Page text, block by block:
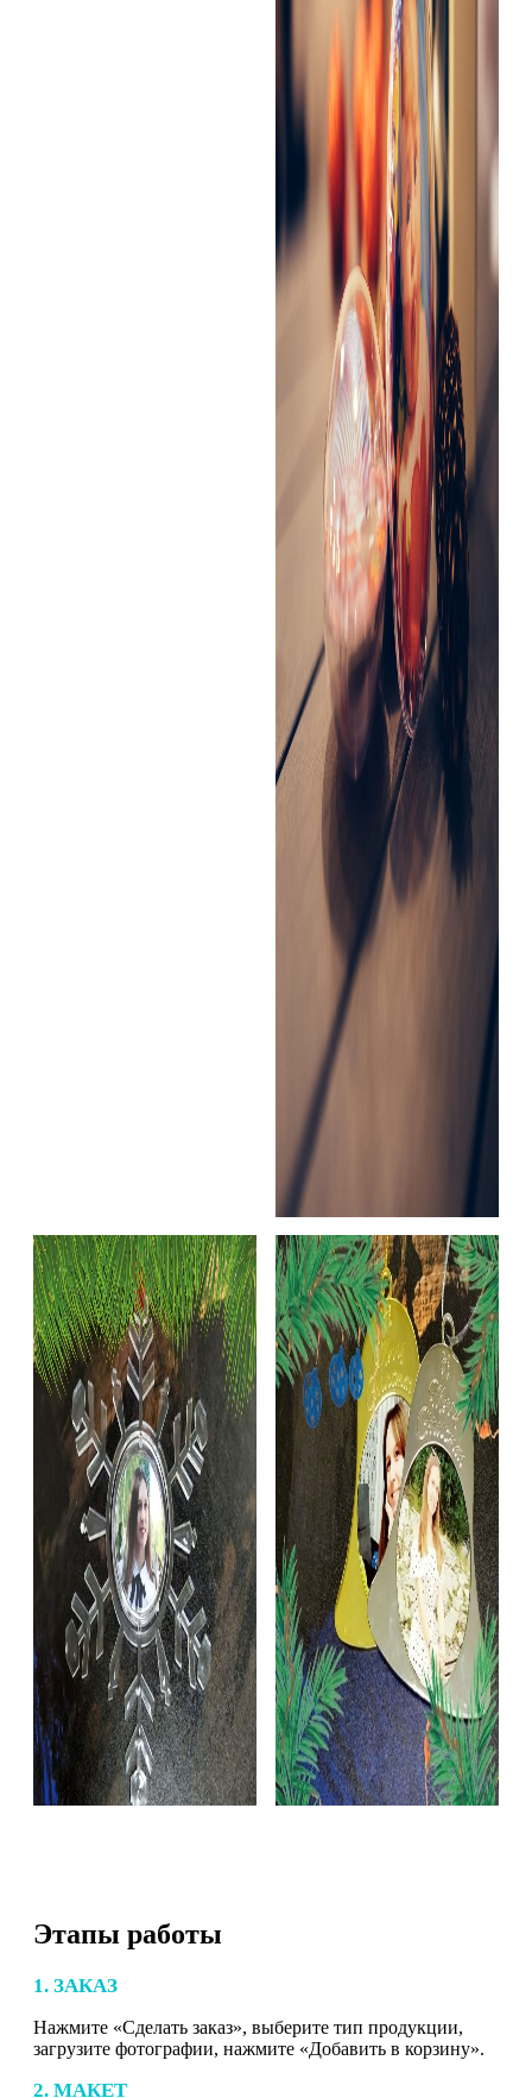
Этапы работы
1. ЗАКАЗ
Нажмите «Сделать заказ», выберите тип продукции,
загрузите фотографии, нажмите «Добавить в корзину».
2. МАКЕТ